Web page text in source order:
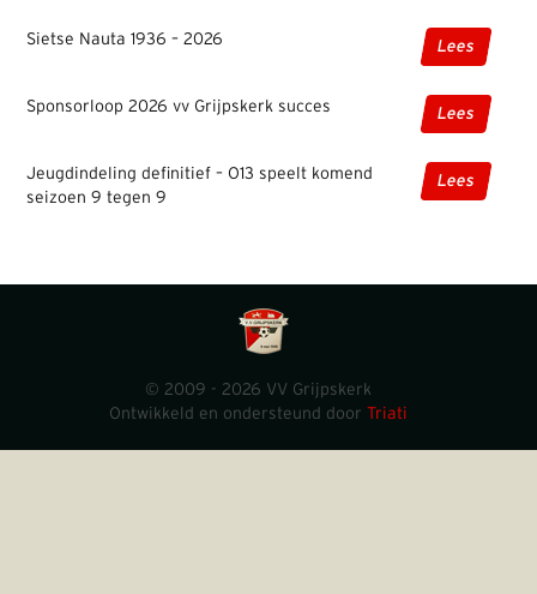
Sietse Nauta 1936 – 2026 Lees
Sponsorloop 2026 vv Grijpskerk succes Lees
Jeugdindeling definitief – O13 speelt komend
seizoen 9 tegen 9
Lees
© 2009 - 2026 VV Grijpskerk
Ontwikkeld en ondersteund door Triati